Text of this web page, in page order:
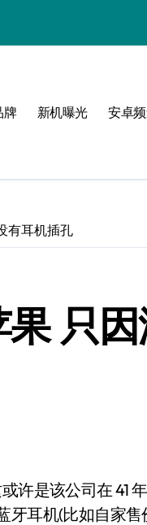
牌 新机曝光 安卓
有耳机插孔
只
耳机(比如自家售